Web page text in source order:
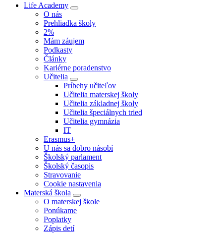
Life Academy
O nás
Prehliadka školy
2%
Mám záujem
Podkasty
Články
Kariérne poradenstvo
Učitelia
Príbehy učiteľov
Učitelia materskej školy
Učitelia základnej školy
Učitelia špeciálnych tried
Učitelia gymnázia
IT
Erasmus+
U nás sa dobro násobí
Školský parlament
Školský časopis
Stravovanie
Cookie nastavenia
Materská škola
O materskej škole
Ponúkame
Poplatky
Zápis detí